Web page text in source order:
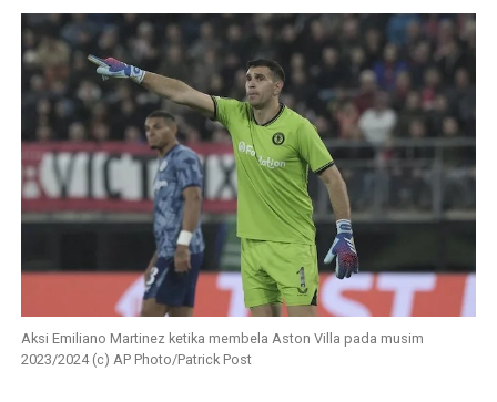
Aksi Emiliano Martinez ketika membela Aston Villa pada musim
2023/2024 (c) AP Photo/Patrick Post